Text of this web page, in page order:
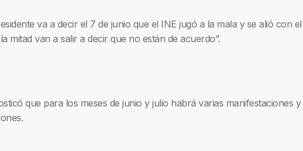
va a decir el 7 de junio que el INE jugó a la mala y se alió con
mitad van a salir a decir que no están de acuerdo”.
que para los meses de junio y julio habrá varias manifestaciones